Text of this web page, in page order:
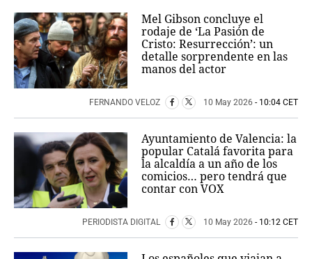
Mel Gibson concluye el
rodaje de ‘La Pasión de
Cristo: Resurrección’: un
detalle sorprendente en las
manos del actor
FERNANDO VELOZ 10 May 2026 - 10:04 CET
Ayuntamiento de Valencia: la
popular Catalá favorita para
la alcaldía a un año de los
comicios… pero tendrá que
contar con VOX
PERIODISTA DIGITAL 10 May 2026 - 10:12 CET